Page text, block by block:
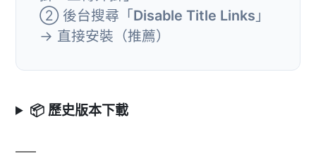
② 後台搜尋「Disable Title Links 」
→ 直接安裝（推薦）
📦 歷史版本下載